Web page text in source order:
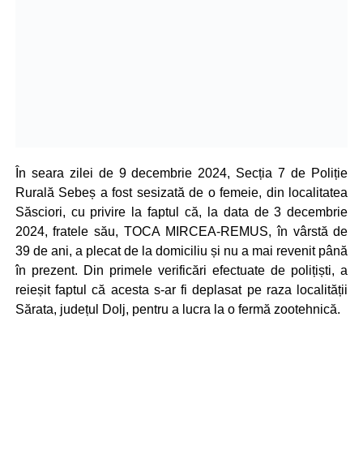
În seara zilei de 9 decembrie 2024, Secția 7 de Poliție
Rurală Sebeș a fost sesizată de o femeie, din localitatea
Săsciori, cu privire la faptul că, la data de 3 decembrie
2024, fratele său, TOCA MIRCEA-REMUS, în vârstă de
39 de ani, a plecat de la domiciliu și nu a mai revenit până
în prezent. Din primele verificări efectuate de polițiști, a
reieșit faptul că acesta s-ar fi deplasat pe raza localității
Sărata, județul Dolj, pentru a lucra la o fermă zootehnică.